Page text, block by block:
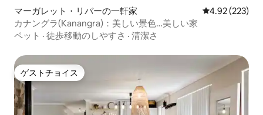
マーガレット・リバーの一軒家 レビュー223
4.92 (223)
カナングラ(Kanangra)：美しい景色…美しい家
ペット · 徒歩移動のしやすさ · 清潔さ
ゲストチョイス
ゲストチョイス